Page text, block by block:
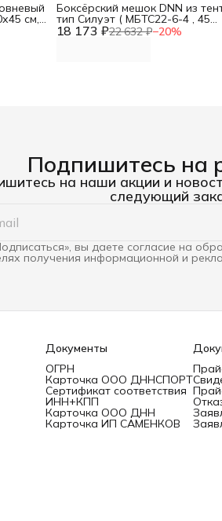
см,
18 173 ₽22 632 ₽−20%
Боксёрский мешок DNN из
тип Силуэт ( МБТС22-6-4 , 45
(верхний и нижний диаметр),
Подпишитесь на
на наши акции и
следующий
вы даете согласие на
получения информационной и
Документы
ОГРН
Карточка ООО ДННСПОРТ
Сертификат соответствия
ИНН+КПП
Карточка ООО ДНН
Карточка ИП САМЕНКОВ